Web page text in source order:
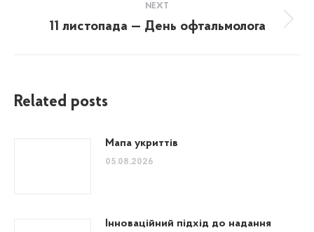
NEXT
Next
11 листопада — День офтальмолога
Related posts
Мапа укриттів
05.08.2026
Інноваційний підхід до надання